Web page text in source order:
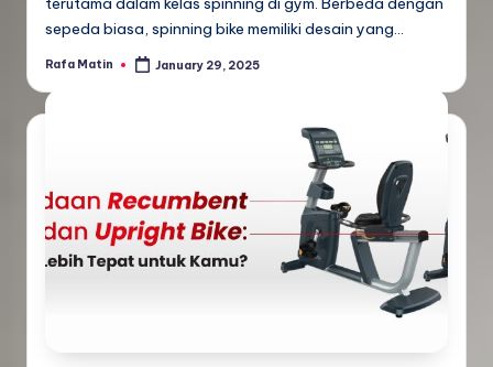
sepeda biasa, spinning bike memiliki desain yang…
Posted
Rafa Matin January 29, 2025